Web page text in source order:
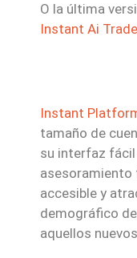
O la última
Instant Ai
Instant
tamaño de
su interfaz fácil
asesoramiento
accesible y
demográfico
aquellos